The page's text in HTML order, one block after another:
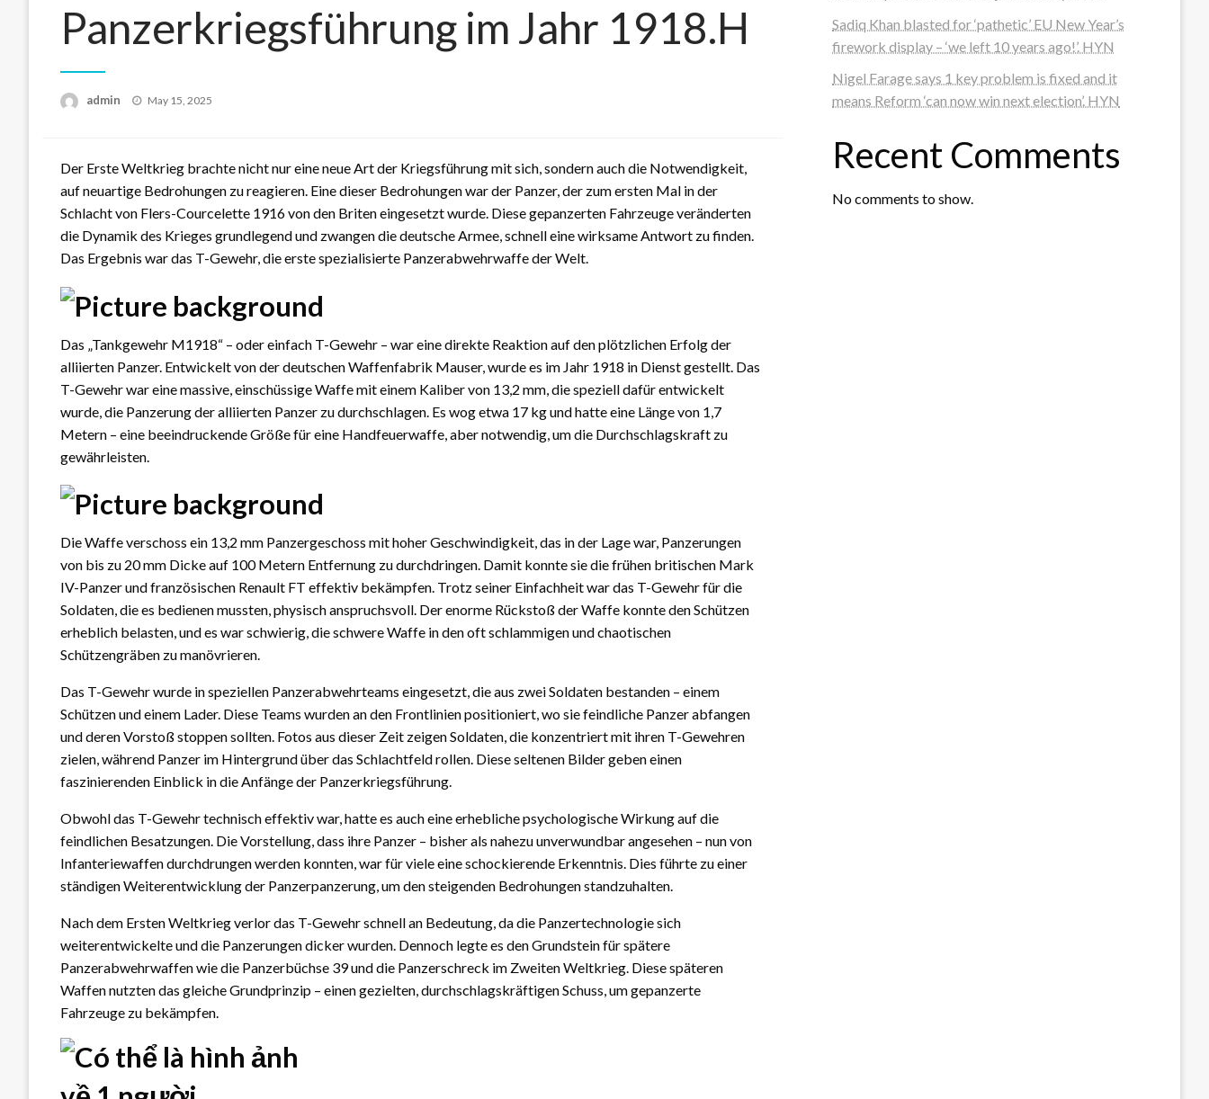
Panzerkriegsführung im Jahr 1918.H
admin
Posted
May 15, 2025
Der Erste Weltkrieg brachte nicht nur eine neue Art der Kriegsführung mit sich, sondern auch die Notwendigkeit,
auf neuartige Bedrohungen zu reagieren. Eine dieser Bedrohungen war der Panzer, der zum ersten Mal in der
Schlacht von Flers-Courcelette 1916 von den Briten eingesetzt wurde. Diese gepanzerten Fahrzeuge veränderten
die Dynamik des Krieges grundlegend und zwangen die deutsche Armee, schnell eine wirksame Antwort zu finden.
Das Ergebnis war das T-Gewehr, die erste spezialisierte Panzerabwehrwaffe der Welt.
Das „Tankgewehr M1918“ – oder einfach T-Gewehr – war eine direkte Reaktion auf den plötzlichen Erfolg der
alliierten Panzer. Entwickelt von der deutschen Waffenfabrik Mauser, wurde es im Jahr 1918 in Dienst gestellt. Das
T-Gewehr war eine massive, einschüssige Waffe mit einem Kaliber von 13,2 mm, die speziell dafür entwickelt
wurde, die Panzerung der alliierten Panzer zu durchschlagen. Es wog etwa 17 kg und hatte eine Länge von 1,7
Metern – eine beeindruckende Größe für eine Handfeuerwaffe, aber notwendig, um die Durchschlagskraft zu
gewährleisten.
Die Waffe verschoss ein 13,2 mm Panzergeschoss mit hoher Geschwindigkeit, das in der Lage war, Panzerungen
von bis zu 20 mm Dicke auf 100 Metern Entfernung zu durchdringen. Damit konnte sie die frühen britischen Mark
IV-Panzer und französischen Renault FT effektiv bekämpfen. Trotz seiner Einfachheit war das T-Gewehr für die
Soldaten, die es bedienen mussten, physisch anspruchsvoll. Der enorme Rückstoß der Waffe konnte den Schützen
erheblich belasten, und es war schwierig, die schwere Waffe in den oft schlammigen und chaotischen
Schützengräben zu manövrieren.
Das T-Gewehr wurde in speziellen Panzerabwehrteams eingesetzt, die aus zwei Soldaten bestanden – einem
Schützen und einem Lader. Diese Teams wurden an den Frontlinien positioniert, wo sie feindliche Panzer abfangen
und deren Vorstoß stoppen sollten. Fotos aus dieser Zeit zeigen Soldaten, die konzentriert mit ihren T-Gewehren
zielen, während Panzer im Hintergrund über das Schlachtfeld rollen. Diese seltenen Bilder geben einen
faszinierenden Einblick in die Anfänge der Panzerkriegsführung.
Obwohl das T-Gewehr technisch effektiv war, hatte es auch eine erhebliche psychologische Wirkung auf die
feindlichen Besatzungen. Die Vorstellung, dass ihre Panzer – bisher als nahezu unverwundbar angesehen – nun von
Infanteriewaffen durchdrungen werden konnten, war für viele eine schockierende Erkenntnis. Dies führte zu einer
ständigen Weiterentwicklung der Panzerpanzerung, um den steigenden Bedrohungen standzuhalten.
Nach dem Ersten Weltkrieg verlor das T-Gewehr schnell an Bedeutung, da die Panzertechnologie sich
weiterentwickelte und die Panzerungen dicker wurden. Dennoch legte es den Grundstein für spätere
Panzerabwehrwaffen wie die Panzerbüchse 39 und die Panzerschreck im Zweiten Weltkrieg. Diese späteren
Waffen nutzten das gleiche Grundprinzip – einen gezielten, durchschlagskräftigen Schuss, um gepanzerte
Fahrzeuge zu bekämpfen.
Sadiq Khan blasted for ‘pathetic’ EU New Year’s
firework display – ‘we left 10 years ago!’. HYN
Nigel Farage says 1 key problem is fixed and it
means Reform ‘can now win next election’. HYN
Recent Comments
No comments to show.